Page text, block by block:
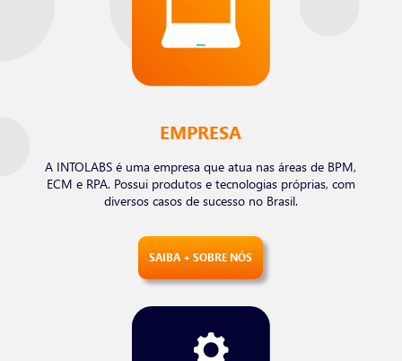
EMPRESA
A INTOLABS é uma empresa que atua nas áreas de BPM,
ECM e RPA. Possui produtos e tecnologias próprias, com
diversos casos de sucesso no Brasil.
SAIBA + SOBRE NÓS